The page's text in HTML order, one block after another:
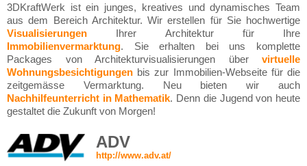
3DKraftWerk ist ein junges, kreatives und dynamisches Team
aus dem Bereich Architektur. Wir erstellen für Sie hochwertige
Visualisierungen Ihrer Architektur für Ihre
Immobilienvermarktung. Sie erhalten bei uns komplette
Packages von Architekturvisualisierungen über virtuelle
Wohnungsbesichtigungen bis zur Immobilien-Webseite für die
zeitgemässe Vermarktung. Neu bieten wir auch
Nachhilfeunterricht in Mathematik. Denn die Jugend von heute
gestaltet die Zukunft von Morgen!
ADV
http://www.adv.at/